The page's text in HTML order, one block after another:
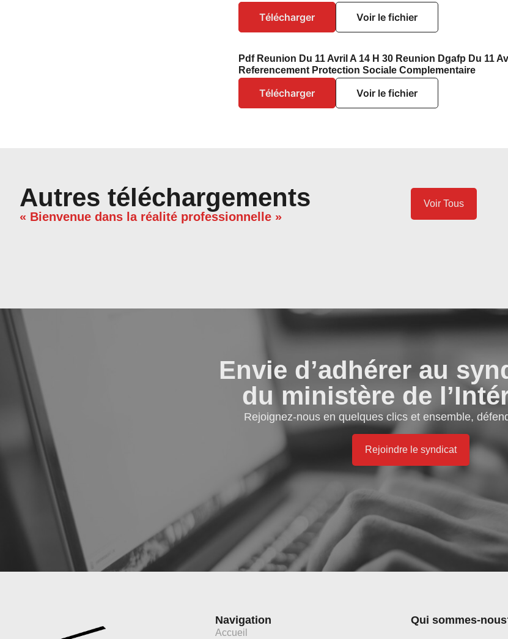
Télécharger Voir le fichier
Pdf Reunion Du 11 Avril A 14 H 30 Reunion Dgafp Du 11
Referencement Protection Sociale Complementaire
Télécharger Voir le fichier
Autres téléchargements
« Bienvenue dans la réalité professionnelle »
Voir Tous
Envie d’adhérer au
du ministère de
Rejoignez-nous en quelques clics et ensemble,
Rejoindre le syndicat
Navigation
Accueil
Qui sommes-